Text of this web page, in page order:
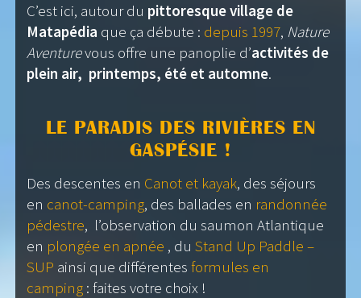
C’est ici, autour du pittoresque village de
Matapédia que ça débute : depuis 1997, Nature
Aventurevous offre une panoplie d’activités de
plein air, printemps, été et automne.
LE PARADIS DES RIVIÈRES EN
GASPÉSIE !
Des descentes en Canot et kayak, des séjours
en canot-camping, des ballades en randonnée
pédestre, l’observation du saumon Atlantique
en plongée en apnée , du Stand Up Paddle –
SUP ainsi que différentes formules en
camping: faites votre choix !